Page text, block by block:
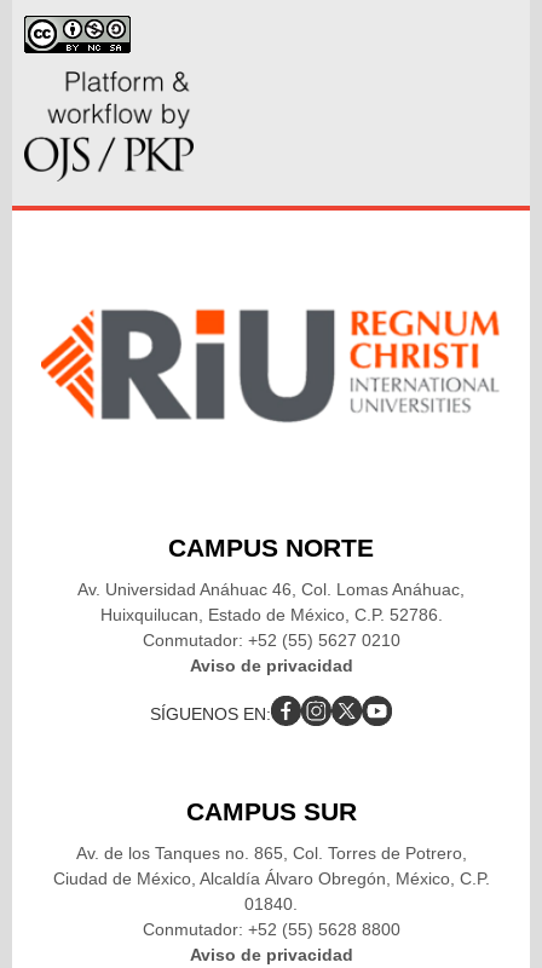
CAMPUS NORTE
Av. Universidad Anáhuac 46, Col. Lomas Anáhuac,
Huixquilucan, Estado de México, C.P. 52786.
Conmutador: +52 (55) 5627 0210
Aviso de privacidad
SÍGUENOS EN:
CAMPUS SUR
Av. de los Tanques no. 865, Col. Torres de Potrero,
Ciudad de México, Alcaldía Álvaro Obregón, México, C.P.
01840.
Conmutador: +52 (55) 5628 8800
Aviso de privacidad